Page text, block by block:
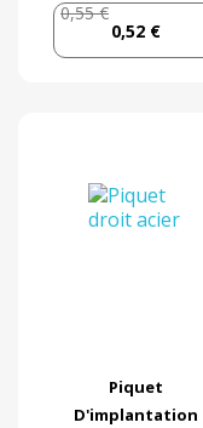
0,55 €
0,52 €
Piquet
D'implantation